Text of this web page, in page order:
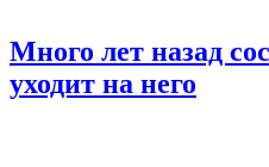
Много лет назад
уходит на него